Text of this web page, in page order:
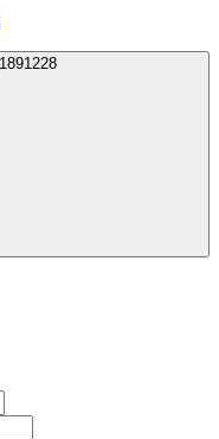
+7 (959) 1891228